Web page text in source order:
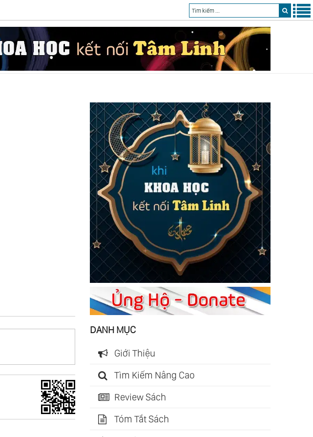
DANH MỤC
Giới Thiệu
Tìm Kiếm Nâng Cao
Review Sách
Tóm Tắt Sách